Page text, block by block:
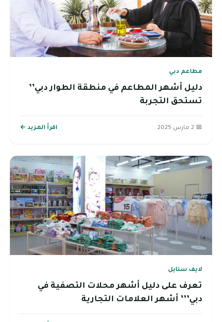
مطاعم دبي
دليل أشهر المطاعم في منطقة الطوار دبي’’
تستحق التجربة
📅 2 مارس 2025 اقرأ المزيد ←
لايف ستايل
تعرف على دليل أشهر محلات التصفية في
دبي’’’ أشهر العلامات التجارية